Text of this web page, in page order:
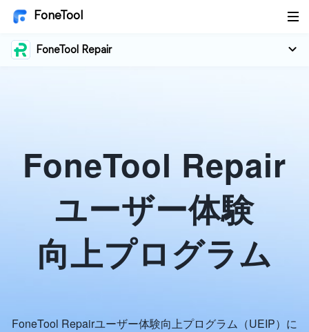
FoneTool
FoneTool Repair
FoneTool Repair
ユーザー体験
向上プログラム
FoneTool Repairユーザー体験向上プログラム（UEIP）に